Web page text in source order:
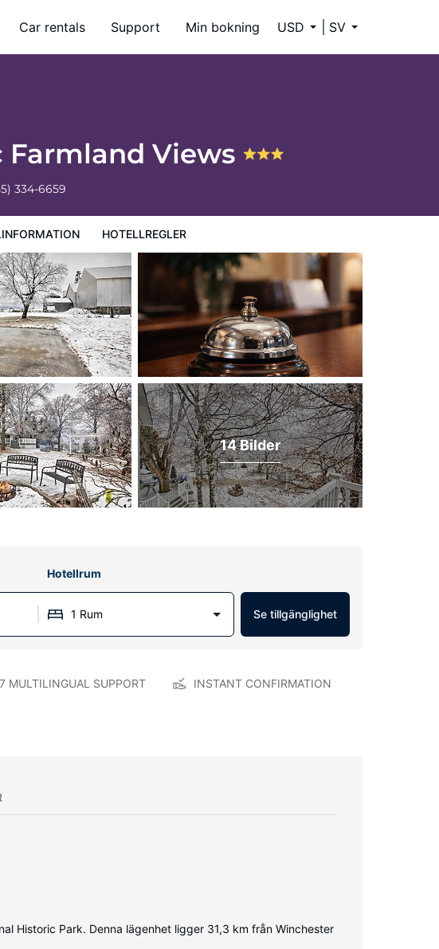
Car rentals Support Min bokning USD SV
Farmland Views
334-6659
HOTELLREGLER
14 Bilder
Hotellrum
1 Rum Se tillgänglighet
MULTILINGUAL SUPPORT INSTANT CONFIRMATION
Historic Park. Denna lägenhet ligger 31,3 km från Winchester